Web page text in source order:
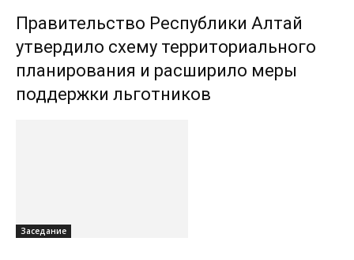
Правительство Республики Алтай
утвердило схему территориального
планирования и расширило меры
поддержки льготников
Заседание